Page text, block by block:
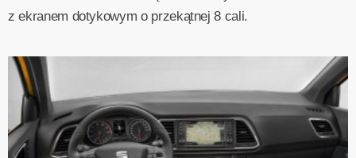
z ekranem dotykowym o przekątnej 8 cali.